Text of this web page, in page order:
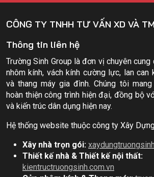
CÔNG TY TNHH TƯ VẤN XD VÀ
Thông tin liên hệ
Trường Sinh Group là đơn vị chuyên
nhôm kính, vách kính cường lực, lan can
và thang máy gia đình. Chúng tôi
hoàn thiện công trình hiện đại, đồng bộ
và kiến trúc dân dụng hiện nay.
Hệ thống website thuộc công ty Xây
Xây nhà trọn gói:
Thiết kế nhà & Thiết kế nội thất:
kientructruongsinh.com.vn